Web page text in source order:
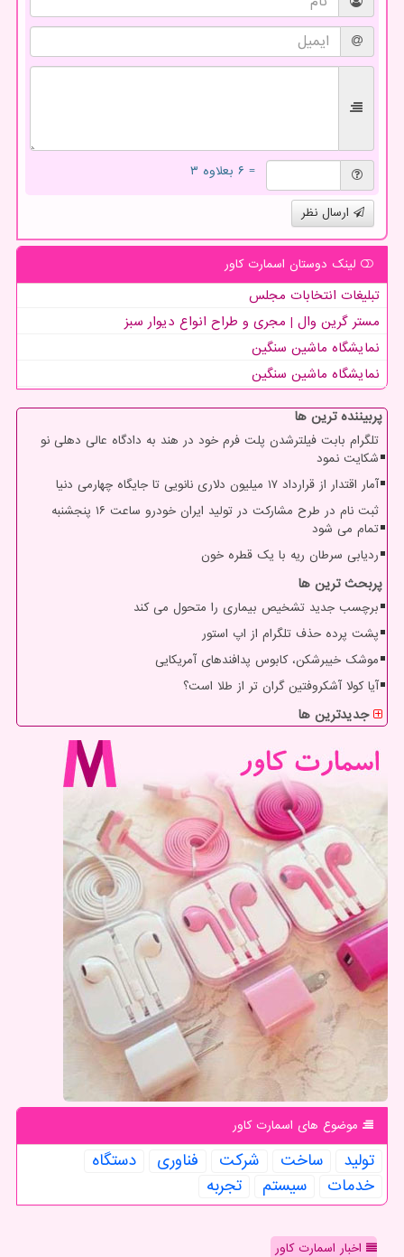
= ۶ بعلاوه ۳
ارسال نظر
لینک دوستان اسمارت كاور
تبلیغات انتخابات مجلس
مستر گرین وال | مجری و طراح انواع دیوار سبز
نمایشگاه ماشین سنگین
نمایشگاه ماشین سنگین
پربیننده ترین ها
تلگرام بابت فیلترشدن پلت فرم خود در هند به دادگاه عالی دهلی نو
شکایت نمود
آمار اقتدار از قرارداد ۱۷ میلیون دلاری نانویی تا جایگاه چهارمی دنیا
ثبت نام در طرح مشارکت در تولید ایران خودرو ساعت ۱۶ پنجشنبه
تمام می شود
ردیابی سرطان ریه با یک قطره خون
پربحث ترین ها
برچسب جدید تشخیص بیماری را متحول می کند
پشت پرده حذف تلگرام از اپ استور
موشک خیبرشکن، کابوس پدافندهای آمریکایی
آیا کولا آشکروفتین گران تر از طلا است؟
جدیدترین ها
موضوع های اسمارت كاور
تولید ساخت شركت فناوری
دستگاه
خدمات
سیستم تجربه
اخبار اسمارت کاور